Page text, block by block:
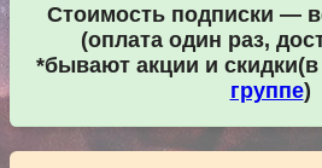
Стоимость подписки —
(оплата один раз,
*бывают акции и
группе)